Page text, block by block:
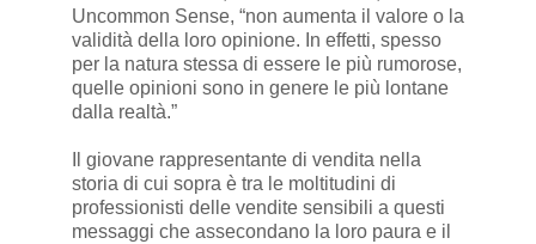
Uncommon Sense, “non aumenta il valore o la
validità della loro opinione. In effetti, spesso
per la natura stessa di essere le più rumorose,
quelle opinioni sono in genere le più lontane
dalla realtà.”
Il giovane rappresentante di vendita nella
storia di cui sopra è tra le moltitudini di
professionisti delle vendite sensibili a questi
messaggi che assecondano la loro paura e il